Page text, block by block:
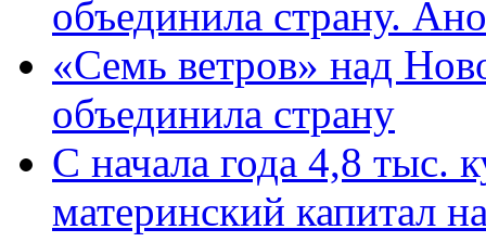
объединила страну.
«Семь ветров» над
объединила страну
С начала года 4,8 тыс.
материнский капитал